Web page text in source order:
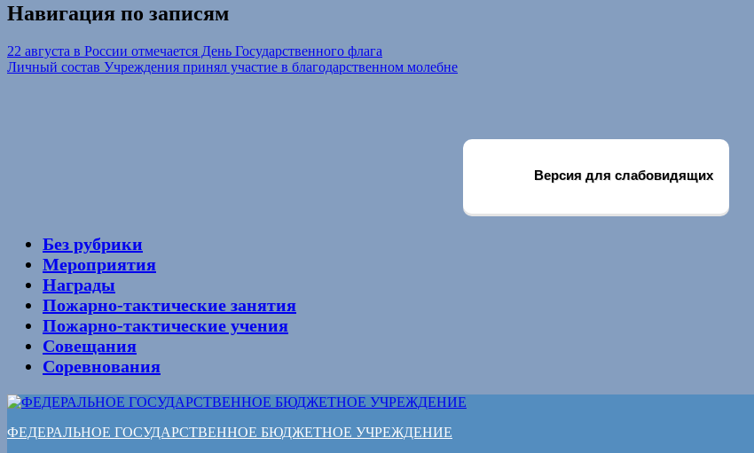
Навигация по записям
22 августа в России отмечается День Государственного флага
Личный состав Учреждения принял участие в благодарственном молебне
Версия для слабовидящих
Без рубрики
Мероприятия
Награды
Пожарно-тактические занятия
Пожарно-тактические учения
Совещания
Соревнования
ФЕДЕРАЛЬНОЕ ГОСУДАРСТВЕННОЕ БЮДЖЕТНОЕ УЧРЕЖДЕНИЕ